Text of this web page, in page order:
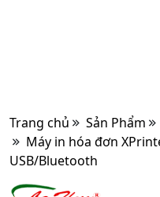
Trang chủ Sản Phẩm
Máy in hóa đơn
USB/Bluetooth